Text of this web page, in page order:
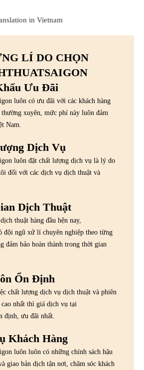
in Vietnam
LÍ DO CHỌN
Ưu Đãi
luôn có ưu đãi với các khách hàng
thường xuyên, mức phí này luôn đảm
Nam.
Dịch Vụ
luôn đặt chất lượng dịch vụ là lý do
đối với các dịch vụ dịch thuật và
Dịch Thuật
thuật hàng đầu hện nay,
đội ngũ xử lí chuyên nghiệp theo từng
đảm bảo hoàn thành trong thời gian
Ổn Định
chất lượng dịch vụ dịch thuật và phiên
nhất thì giá dịch vụ tại
định, ưu đãi nhất.
Khách Hàng
luôn luôn có những chính sách hậu
giao bản dịch tận nơi, chăm sóc khách